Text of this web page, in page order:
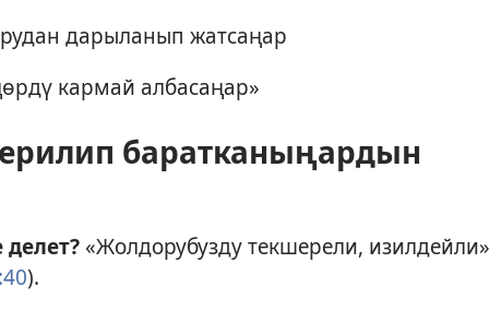
дарыланып жатсаңар
кармай албасаңар»
баратканыңардын
«Жолдорубузду текшерели, изилдейли»
).